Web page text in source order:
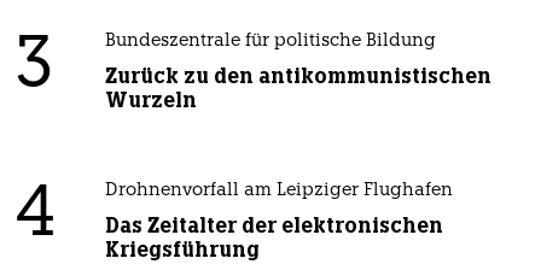
3 Bundeszentrale für politische Bildung
Zurück zu den antikommunistischen
Wurzeln
4 Drohnenvorfall am Leipziger Flughafen
Das Zeitalter der elektronischen
Kriegsführung